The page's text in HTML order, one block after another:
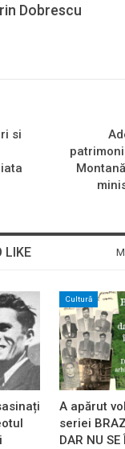
Dobrescu
si
LIKE
Cultură
A apărut
seriei
DAR NU SE